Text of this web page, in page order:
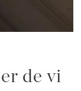
de vi